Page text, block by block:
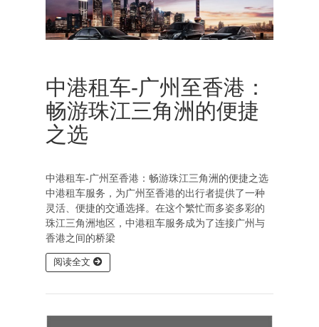
中港租车-广州至香港：
畅游珠江三角洲的便捷
之选
中港租车-广州至香港：畅游珠江三角洲的便捷之选
中港租车服务，为广州至香港的出行者提供了一种
灵活、便捷的交通选择。在这个繁忙而多姿多彩的
珠江三角洲地区，中港租车服务成为了连接广州与
香港之间的桥梁
阅读全文